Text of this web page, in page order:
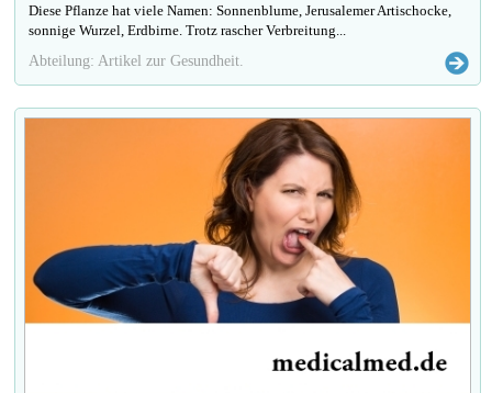
Diese Pflanze hat viele Namen: Sonnenblume, Jerusalemer Artischocke,
sonnige Wurzel, Erdbirne. Trotz rascher Verbreitung...
Abteilung: Artikel zur Gesundheit.